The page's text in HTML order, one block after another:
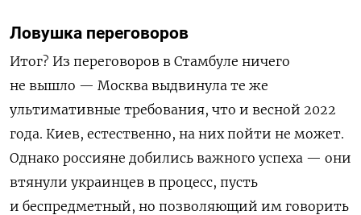
Ловушка переговоров
Итог? Из переговоров в Стамбуле ничего
не вышло — Москва выдвинула те же
ультимативные требования, что и весной 2022
года. Киев, естественно, на них пойти не может.
Однако россияне добились важного успеха — они
втянули украинцев в процесс, пусть
и беспредметный, но позволяющий им говорить